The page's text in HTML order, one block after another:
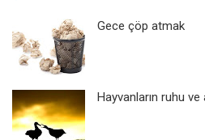
Gece çöp atmak
Hayvanların ruhu ve